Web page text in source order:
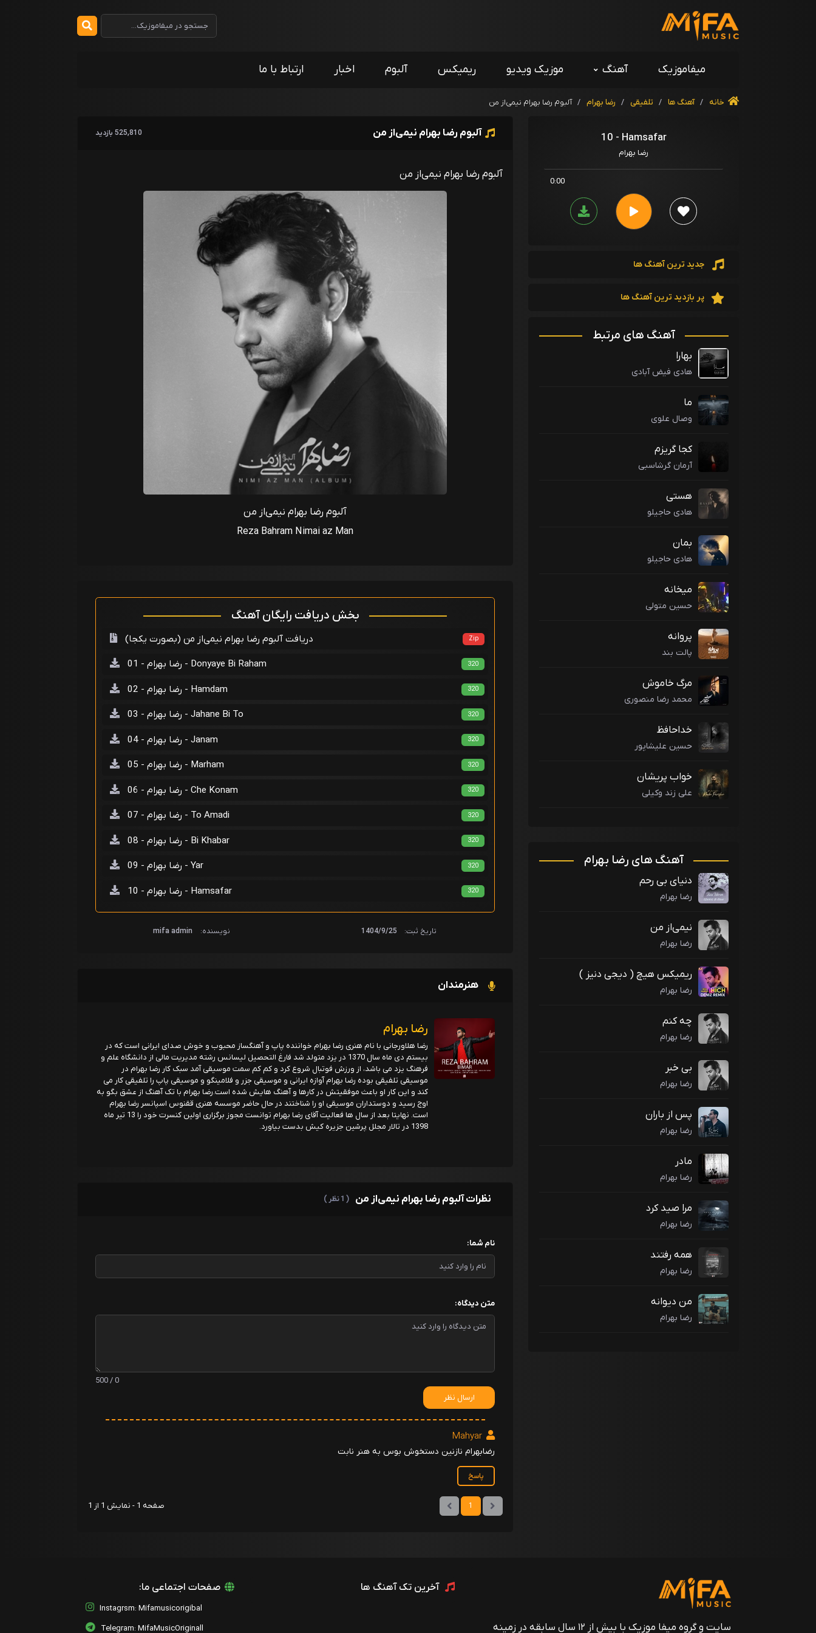
میفاموزیک آهنگ موزیک ویدیو ریمیکس آلبوم اخبار ارتباط با ما
خانه / آهنگ ها / تلفیقی / رضا بهرام / آلبوم رضا بهرام نیمی‌از من
10 - Hamsafar
رضا بهرام
0:00
جدید ترین آهنگ ها
پر بازدید ترین آهنگ ها
آهنگ های مرتبط
بهارا
هادی فیض آبادی
ما
وصال علوی
کجا گریزم
آرمان گرشاسبی
هستی
هادی حاجیلو
بمان
هادی حاجیلو
میخانه
حسین متولی
پروانه
پالت بند
مرگ خاموش
محمد رضا منصوری
خداحافظ
حسین علیشاپور
خواب پریشان
علی زند وکیلی
آهنگ های رضا بهرام
دنیای بی رحم
رضا بهرام
نیمی‌از من
رضا بهرام
ریمیکس هیچ ( دیجی دنیز )
رضا بهرام
چه کنم
رضا بهرام
بی خبر
رضا بهرام
پس از باران
رضا بهرام
مادر
رضا بهرام
مرا صید کرد
رضا بهرام
همه رفتند
رضا بهرام
من دیوانه
رضا بهرام
آلبوم رضا بهرام نیمی‌از من 525,810 بازدید
آلبوم رضا بهرام نیمی‌از من
آلبوم رضا بهرام نیمی‌از من
Reza Bahram Nimai az Man
بخش دریافت رایگان آهنگ
دریافت آلبوم رضا بهرام نیمی‌از من (بصورت یکجا) Zip
رضا بهرام - 01 - Donyaye Bi Raham 320
رضا بهرام - 02 - Hamdam 320
رضا بهرام - 03 - Jahane Bi To 320
رضا بهرام - 04 - Janam 320
رضا بهرام - 05 - Marham 320
رضا بهرام - 06 - Che Konam 320
رضا بهرام - 07 - To Amadi 320
رضا بهرام - 08 - Bi Khabar 320
رضا بهرام - 09 - Yar 320
رضا بهرام - 10 - Hamsafar 320
تاریخ ثبت: 1404/9/25 نویسنده: mifa admin
هنرمندان
رضا بهرام
رضا هلاورجانی با نام هنری رضا بهرام خواننده پاپ و آهنگساز محبوب و خوش صدای ایرانی است که در
بیستم دی ماه سال 1370 در یزد متولد شد فارغ التحصیل لیسانس رشته مدیریت مالی از دانشگاه علم و
فرهنگ یزد می باشد، از ورزش فوتبال شروع کرد و کم کم سمت موسیقی آمد سبک کار رضا بهرام در
موسیقی تلفیقی بوده رضا بهرام آوازه ایرانی و موسیقی جزر و فلامینگو و موسیقی پاپ را تلفیقی کار می
کند و این کار او باعث موفقیتش در کارها و آهنگ هایش شده است.رضا بهرام با تک آهنگ از عشق بگو به
اوج رسید و دوستداران موسیقی او را شناختند در حال حاضر موسسه هنری ققنوس اسپانسر رضا بهرام
است. نهایتا بعد از سال ها فعالیت آقای رضا بهرام توانست مجوز برگزاری اولین کنسرت خود را 13 تیر ماه
1398 در تالار مجلل پرشین جزیره کیش بدست بیاورد.
نظرات آلبوم رضا بهرام نیمی‌از من ( 1 نظر )
نام شما:
متن دیدگاه:
0 / 500
ارسال نظر
Mahyar
رضابهرام نازنین دستخوش بوس به هنر نابت
پاسخ
1 صفحه 1 - نمایش 1 از 1
سایت و گروه میفا موزیک با بیش از ۱۲ سال سابقه در زمینه
آخرین تک آهنگ ها صفحات اجتماعی ما:
Instagrsm: Mifamusicorigibal
Telegram: MifaMusicOriginall